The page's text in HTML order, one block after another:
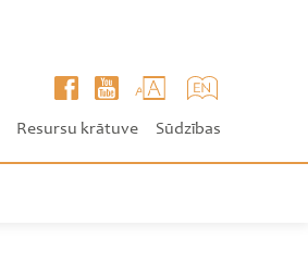
Resursu krātuve Sūdzības